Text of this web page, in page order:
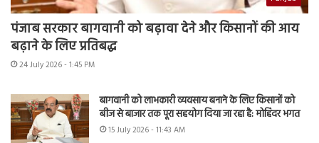
पंजाब सरकार बागवानी को बढ़ावा देने और किसानों की आय
बढ़ाने के लिए प्रतिबद्ध
24 July 2026 - 1:45 PM
बागवानी को लाभकारी व्यवसाय बनाने के लिए किसानों को
बीज से बाजार तक पूरा सहयोग दिया जा रहा है: मोहिंदर भगत
15 July 2026 - 11:43 AM